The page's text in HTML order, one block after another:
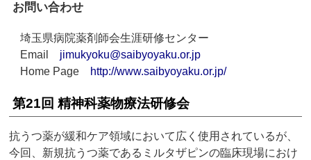
お問い合わせ
埼玉県病院薬剤師会生涯研修センター
Email jimukyoku@saibyoyaku.or.jp
Home Page http://www.saibyoyaku.or.jp/
第21回 精神科薬物療法研修会
抗うつ薬が緩和ケア領域において広く使用されているが、
今回、新規抗うつ薬であるミルタザピンの臨床現場におけ